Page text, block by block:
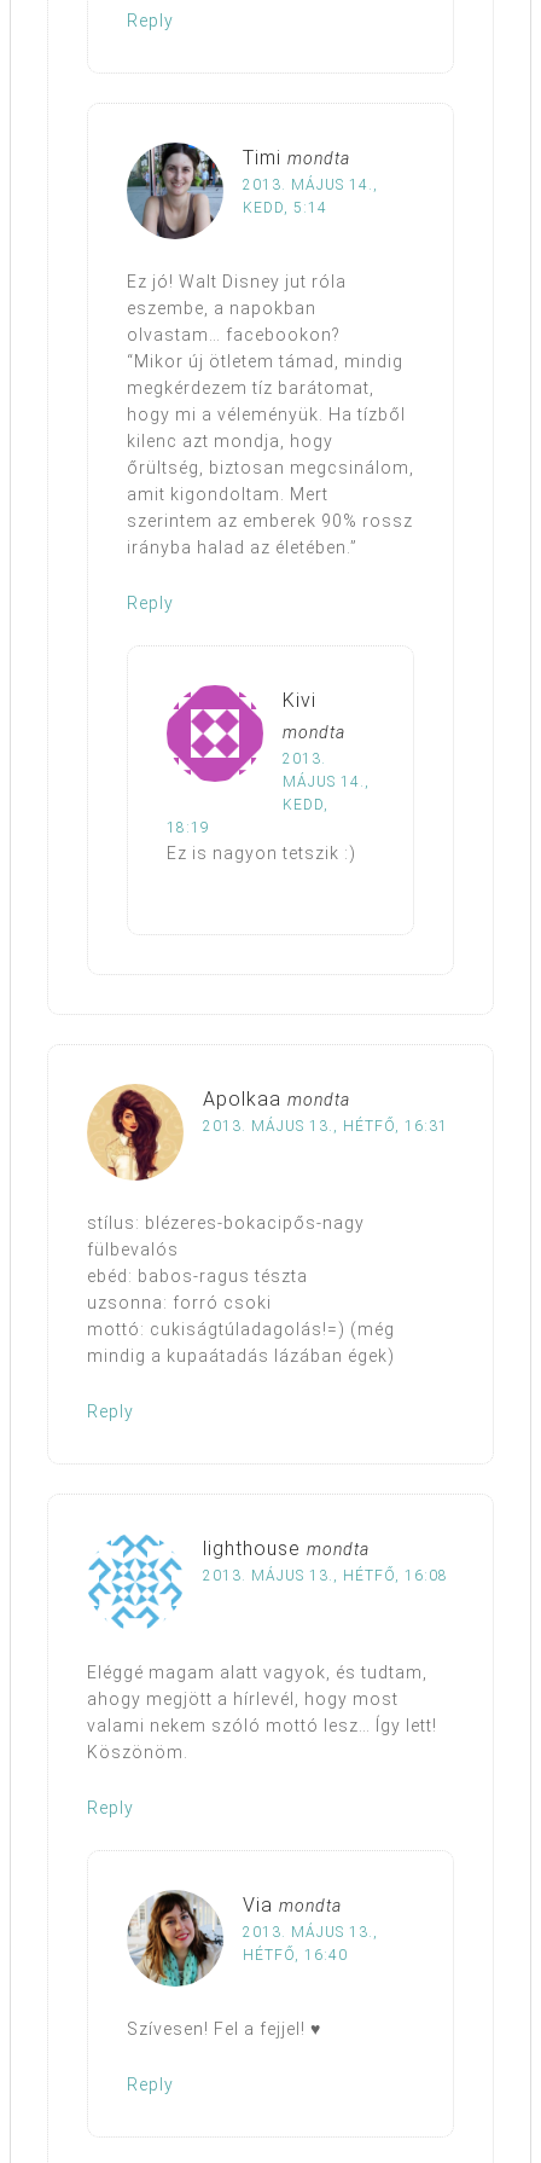
Reply
Timi mondta
2013. MÁJUS 14.,
KEDD, 5:14
Ez jó! Walt Disney jut róla
eszembe, a napokban
olvastam… facebookon?
“Mikor új ötletem támad, mindig
megkérdezem tíz barátomat,
hogy mi a véleményük. Ha tízből
kilenc azt mondja, hogy
őrültség, biztosan megcsinálom,
amit kigondoltam. Mert
szerintem az emberek 90% rossz
irányba halad az életében.”
Reply
Kivi
mondta
2013.
MÁJUS 14.,
KEDD,
18:19
Ez is nagyon tetszik :)
Apolkaa mondta
2013. MÁJUS 13., HÉTFŐ, 16:31
stílus: blézeres-bokacipős-nagy
fülbevalós
ebéd: babos-ragus tészta
uzsonna: forró csoki
mottó: cukiságtúladagolás!=) (még
mindig a kupaátadás lázában égek)
Reply
lighthouse mondta
2013. MÁJUS 13., HÉTFŐ, 16:08
Eléggé magam alatt vagyok, és tudtam,
ahogy megjött a hírlevél, hogy most
valami nekem szóló mottó lesz… Így lett!
Köszönöm.
Reply
Via mondta
2013. MÁJUS 13.,
HÉTFŐ, 16:40
Szívesen! Fel a fejjel! ♥
Reply